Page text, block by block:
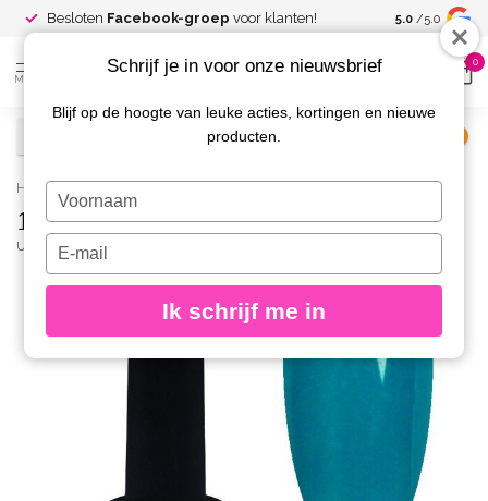
Besloten Facebook-groep voor klanten! Spaar voor
kortingen
5.0 /5.0
MENU
0
Home / 144 Gelpolish 8 gr.
144 Gelpolish 8 gr.
URBAN NAILS
Schrijf je in voor onze nieuwsbrief
Blijf op de hoogte van leuke acties, kortingen en nieuwe
producten.
Typ
je
naam
Typ
je
e-
in
Ik schrijf me in